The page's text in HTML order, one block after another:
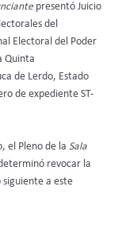
presentó Juicio
del
Electoral del Poder
Quinta
de Lerdo, Estado
de expediente ST-
el Pleno de la Sala
revocar la
a este